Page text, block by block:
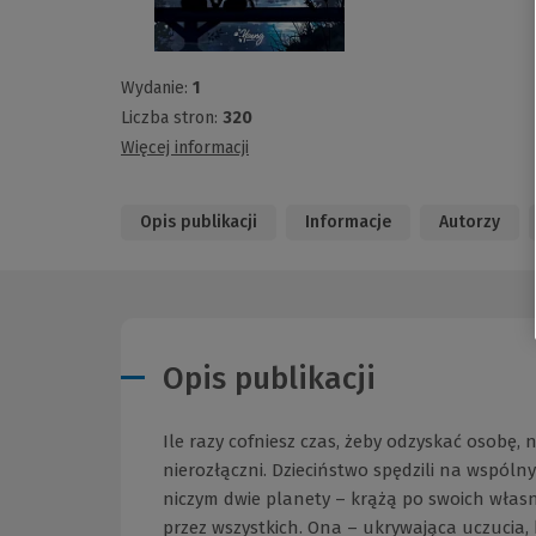
Wydanie: 1
Liczba stron: 320
Więcej informacji
Opis publikacji Informacje Autorzy
Opis publikacji
Ile razy cofniesz czas, żeby odzyskać
nierozłączni. Dzieciństwo spędzili na
niczym dwie planety – krążą po swoich
przez wszystkich. Ona – ukrywająca